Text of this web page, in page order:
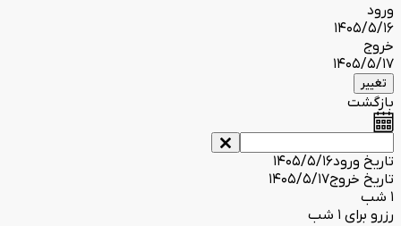
ورود
1405/5/16
خروج
1405/5/17
تغییر
بازگشت
تاریخ ورود1405/5/16
تاریخ خروج1405/5/17
1 شب
رزرو برای 1 شب